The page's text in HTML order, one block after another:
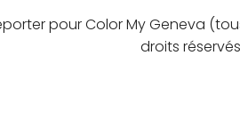
pour Color My Geneva
droits